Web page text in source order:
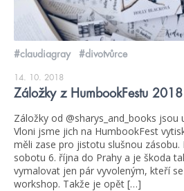
#claudiagray #divotvůrce
14. 10. 2018
Záložky z HumbookFestu
Záložky od @sharys_and_books jsou
Vloni jsme jich na HumbookFest
měli zase pro jistotu slušnou zásobu.
sobotu 6. října do Prahy a je škoda
vymalovat jen pár vyvoleným, kteří
workshop. Takže je opět […]